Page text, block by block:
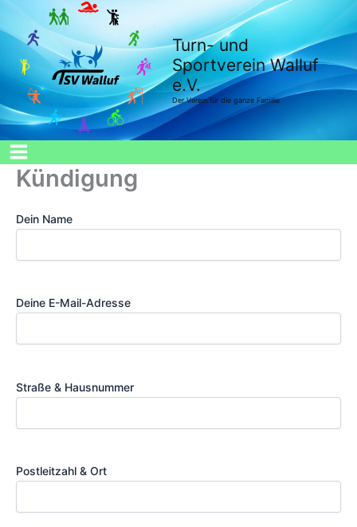
Inhalt
springen
Turn- und
Sportverein Walluf
e.V.
Der Verein für die ganze Familie
Kündigung
Dein Name
Deine E-Mail-Adresse
Straße & Hausnummer
Postleitzahl & Ort